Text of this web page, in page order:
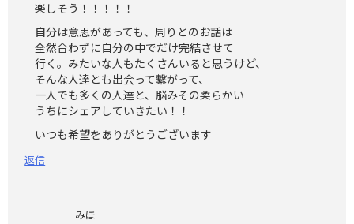
楽しそう！！！！！
自分は意思があっても、周りとのお話は
全然合わずに自分の中でだけ完結させて
行く。みたいな人もたくさんいると思うけど、
そんな人達とも出会って繋がって、
一人でも多くの人達と、脳みその柔らかい
うちにシェアしていきたい！！
いつも希望をありがとうございます
返信
みほ